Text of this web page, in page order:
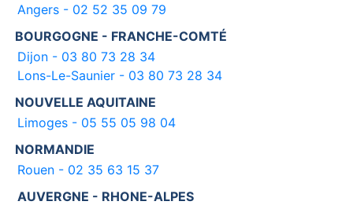
Angers - 02 52 35 09 79
BOURGOGNE - FRANCHE-COMTÉ
Dijon - 03 80 73 28 34
Lons-Le-Saunier - 03 80 73 28 34
NOUVELLE AQUITAINE
Limoges - 05 55 05 98 04
NORMANDIE
Rouen - 02 35 63 15 37
AUVERGNE - RHONE-ALPES